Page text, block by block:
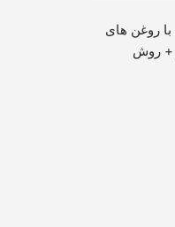
روغن های
مؤثر + روش